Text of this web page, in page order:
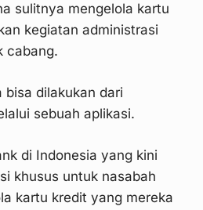
sulitnya mengelola kartu
kegiatan administrasi
cabang.
bisa dilakukan dari
sebuah aplikasi.
di Indonesia yang kini
khusus untuk nasabah
kartu kredit yang mereka